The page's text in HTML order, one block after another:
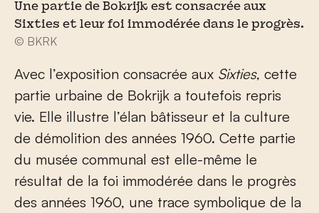
Une partie de Bokrijk est consacrée aux
Sixties et leur foi immodérée dans le progrès.
© BKRK
Avec l’exposition consacrée aux Sixties, cette
partie urbaine de Bokrijk a toutefois repris
vie. Elle illustre l’élan bâtisseur et la culture
de démolition des années 1960. Cette partie
du musée communal est elle-même le
résultat de la foi immodérée dans le progrès
des années 1960, une trace symbolique de la